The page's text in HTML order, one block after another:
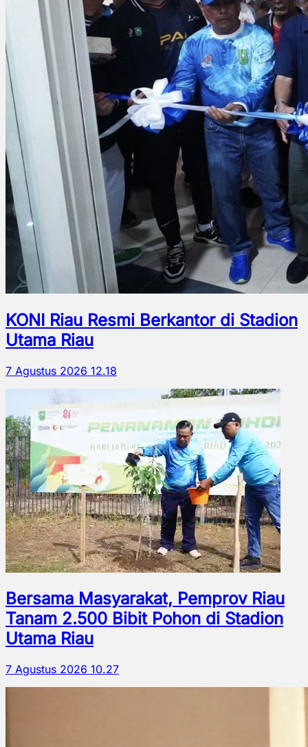
KONI Riau Resmi Berkantor di Stadion
Utama Riau
7 Agustus 2026 12.18
Bersama Masyarakat, Pemprov Riau
Tanam 2.500 Bibit Pohon di Stadion
Utama Riau
7 Agustus 2026 10.27